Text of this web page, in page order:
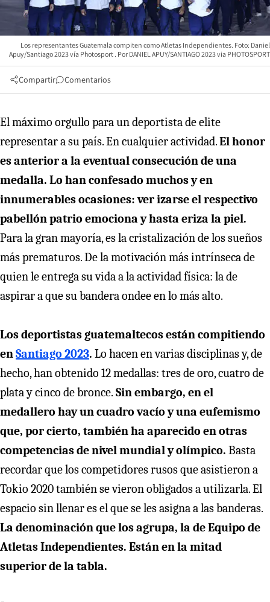
Los representantes Guatemala compiten como Atletas Independientes. Foto: Daniel
Apuy/Santiago 2023 vía Photosport
DANIEL APUY/SANTIAGO 2023 via PHOTOSPORT
Compartir Comentarios
El máximo orgullo para un deportista de elite
representar a su país. En cualquier actividad.El honor
es anterior a la eventual consecución de una
medalla. Lo han confesado muchos y en
innumerables ocasiones: ver izarse el respectivo
pabellón patrio emociona y hasta eriza la piel.
Para la gran mayoría, es la cristalización de los sueños
más prematuros. De la motivación más intrínseca de
quien le entrega su vida a la actividad física: la de
aspirar a que su bandera ondee en lo más alto.
Los deportistas guatemaltecos están compitiendo
enSantiago 2023. Lo hacen en varias disciplinas y, de
hecho, han obtenido 12 medallas: tres de oro, cuatro de
plata y cinco de bronce. Sin embargo, en el
medallero hay un cuadro vacío y una eufemismo
que, por cierto, también ha aparecido en otras
competencias de nivel mundial y olímpico. Basta
recordar que los competidores rusos que asistieron a
Tokio 2020 también se vieron obligados a utilizarla. El
espacio sin llenar es el que se les asigna a las banderas.
La denominación que los agrupa, la de Equipo de
Atletas Independientes. Están en la mitad
superior de la tabla.